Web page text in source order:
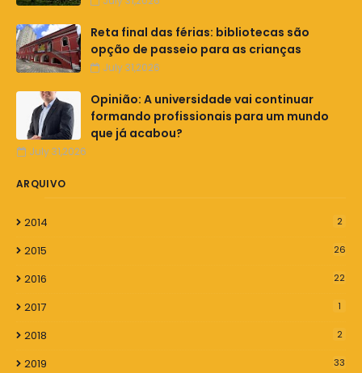
Reta final das férias: bibliotecas são
opção de passeio para as crianças
July 31,2026
Opinião: A universidade vai continuar
formando profissionais para um mundo
que já acabou?
July 31,2026
ARQUIVO
2014 2
2015 26
2016 22
2017 1
2018 2
2019 33